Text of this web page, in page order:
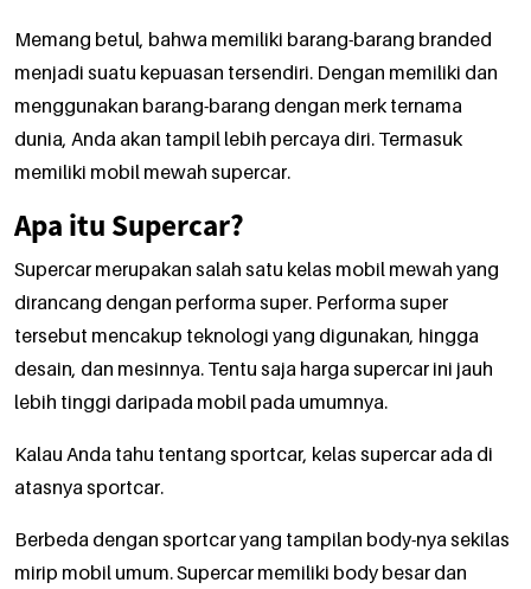
Memang betul, bahwa memiliki barang-barang branded
menjadi suatu kepuasan tersendiri. Dengan memiliki dan
menggunakan barang-barang dengan merk ternama
dunia, Anda akan tampil lebih percaya diri. Termasuk
memiliki mobil mewah supercar.
Apa itu Supercar?
Supercar merupakan salah satu kelas mobil mewah yang
dirancang dengan performa super. Performa super
tersebut mencakup teknologi yang digunakan, hingga
desain, dan mesinnya. Tentu saja harga supercar ini jauh
lebih tinggi daripada mobil pada umumnya.
Kalau Anda tahu tentang sportcar, kelas supercar ada di
atasnya sportcar.
Berbeda dengan sportcar yang tampilan body-nya sekilas
mirip mobil umum. Supercar memiliki body besar dan